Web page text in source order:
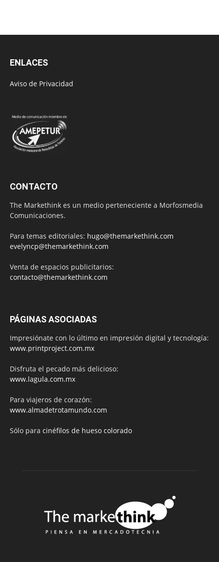
ENLACES
Aviso de Privacidad
CONTACTO
The Markethink es un medio perteneciente a Morfosmedia
Comunicaciones.
Para temas editoriales: hugo@themarkethink.com
evelyncp@themarkethink.com
Venta de espacios publicitarios:
contacto@themarkethink.com
PÁGINAS ASOCIADAS
Impresiónate con lo último en impresión digital y tecnología:
www.printproject.com.mx
Disfruta el pecado más delicioso:
www.lagula.com.mx
Para viajeros de corazón:
www.almadetrotamundo.com
Sólo para cinéfilos de hueso colorado